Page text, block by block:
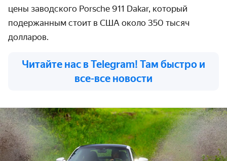
цены заводского Porsche 911 Dakar, который
подержанным стоит в США около 350 тысяч
долларов.
Читайте нас в Telegram! Там быстро и
все-все новости